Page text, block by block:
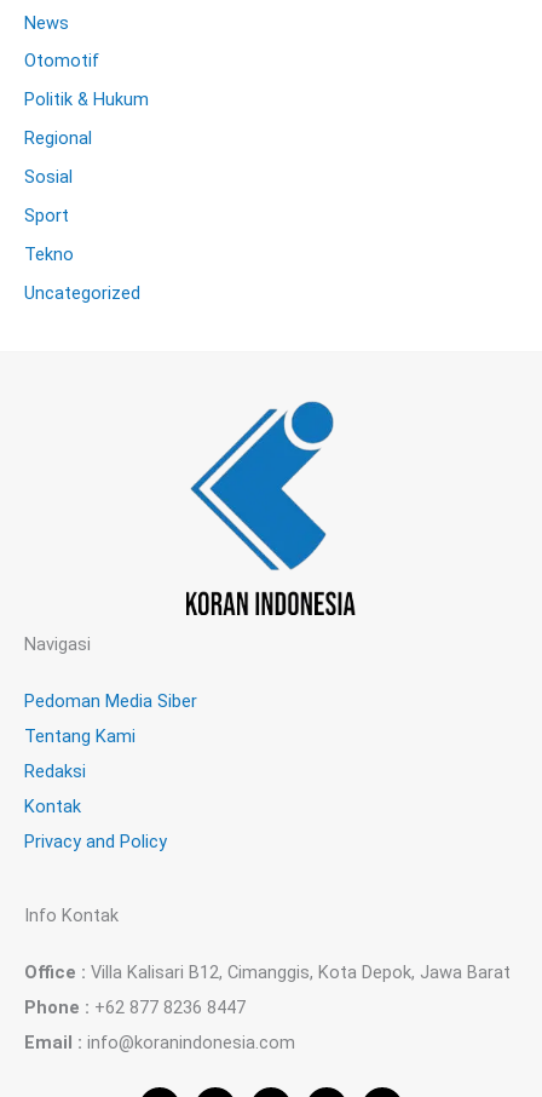
News
Otomotif
Politik & Hukum
Regional
Sosial
Sport
Tekno
Uncategorized
Navigasi
Pedoman Media Siber
Tentang Kami
Redaksi
Kontak
Privacy and Policy
Info Kontak
Office : Villa Kalisari B12, Cimanggis, Kota Depok, Jawa Barat
Phone : +62 877 8236 8447
Email : info@koranindonesia.com